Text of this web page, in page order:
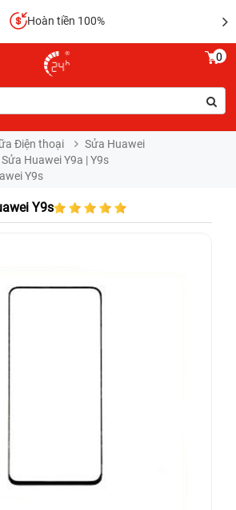
Hoàn tiền 100%
0
Điện thoại
Sửa Huawei
Sửa Huawei Y9a | Y9s
Y9s
Y9s